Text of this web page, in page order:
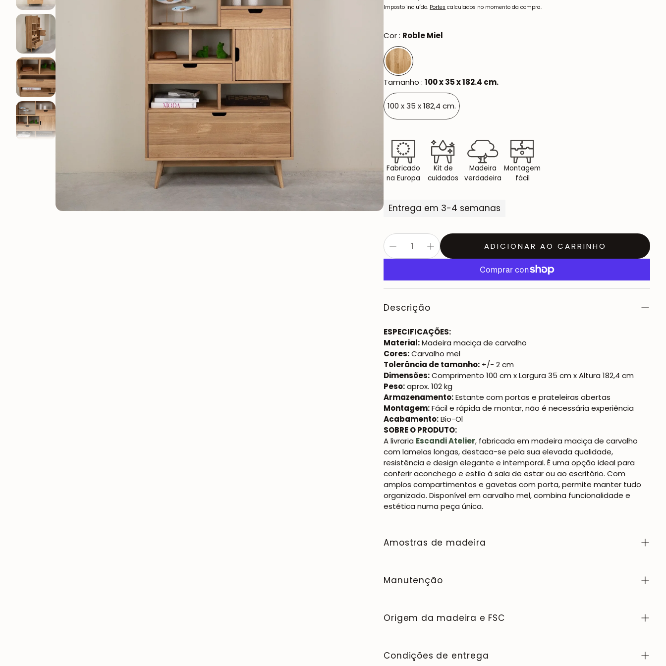
Oxford NordicStory
Mauritz NordicStory
Milan NordicStory
Moritz NordicStory
Regal NordicStory
Runa NordicStory
Mozaik LoftStory
Montenegro LoftStory
normal
Imposto incluído. Portes calculados no momento da compra.
Cor : Roble Miel
Tamanho :100 x 35 x 182.4 cm.
100 x 35 x 182,4 cm.
Fabricado
na Europa
Kit de
cuidados
Madeira
verdadeira
Montagem
fácil
Entrega em 3-4 semanas
ADICIONAR AO CARRINHO
Descrição
ESPECIFICAÇÕES:
Material:Madeira maciça de carvalho
Cores:Carvalho mel
Tolerância de tamanho: +/- 2 cm
Dimensões:Comprimento 100 cm x Largura 35 cm x Altura 182,4 cm
Peso:aprox. 102 kg
Armazenamento:Estante com portas e prateleiras abertas
Montagem:Fácil e rápida de montar, não é necessária experiência
Acabamento:Bio-Öl
SOBRE O PRODUTO:
A livraria Escandi Atelier, fabricada em madeira maciça de carvalho
com lamelas longas, destaca-se pela sua elevada qualidade,
resistência e design elegante e intemporal. É uma opção ideal para
conferir aconchego e estilo à sala de estar ou ao escritório. Com
amplos compartimentos e gavetas com porta, permite manter tudo
organizado. Disponível em carvalho mel, combina funcionalidade e
estética numa peça única.
Amostras de madeira
cliqueaqui.
Manutenção
caráter autêntico e pela sua beleza que evolui com o tempo. Para a
manter em perfeito estado, limpe a superfície com um pano macio
qualquer líquido derramado e utilize bases para copos ou protetores
Origem da madeira e FSC
qualidade e controlo em cada etapa do processo.
80% dos nossos móveis possuem certificação FSC, o que garante a
Condições de entrega